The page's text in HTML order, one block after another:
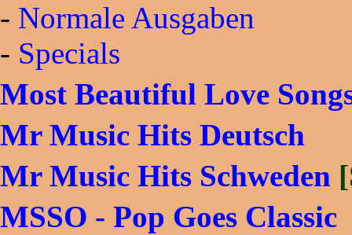
- Normale Ausgaben
- Specials
Most Beautiful Love
Mr Music Hits Deutsch
Mr Music Hits Schweden
MSSO - Pop Goes Classic